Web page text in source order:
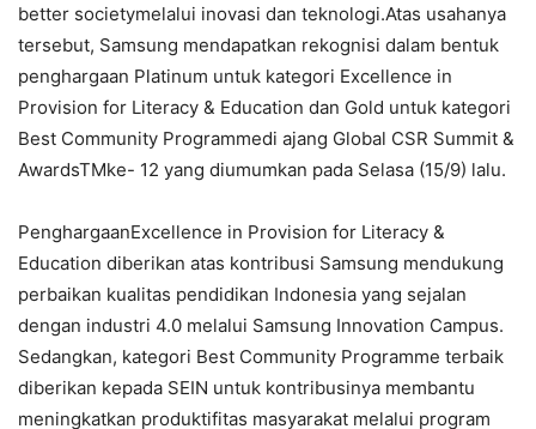
better societymelalui inovasi dan teknologi.Atas usahanya
tersebut, Samsung mendapatkan rekognisi dalam bentuk
penghargaan Platinum untuk kategori Excellence in
Provision for Literacy & Education dan Gold untuk kategori
Best Community Programmedi ajang Global CSR Summit &
AwardsTMke- 12 yang diumumkan pada Selasa (15/9) lalu.
PenghargaanExcellence in Provision for Literacy &
Education diberikan atas kontribusi Samsung mendukung
perbaikan kualitas pendidikan Indonesia yang sejalan
dengan industri 4.0 melalui Samsung Innovation Campus.
Sedangkan, kategori Best Community Programme terbaik
diberikan kepada SEIN untuk kontribusinya membantu
meningkatkan produktifitas masyarakat melalui program